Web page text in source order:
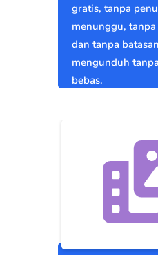
gratis, tanpa
menunggu,
dan tanpa
mengunduh
bebas.